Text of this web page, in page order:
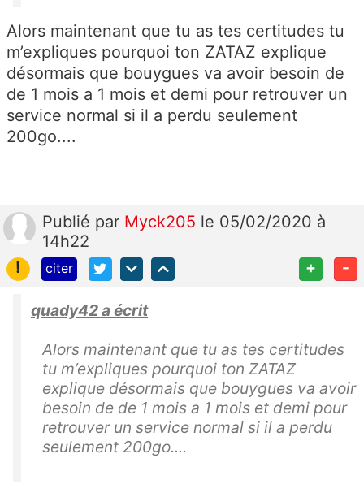
Alors maintenant que tu as tes certitudes tu
m’expliques pourquoi ton ZATAZ explique
désormais que bouygues va avoir besoin de
de 1 mois a 1 mois et demi pour retrouver un
service normal si il a perdu seulement
200go....
Publié par Myck205 le 05/02/2020 à
14h22
!
citer + -
quady42 a écrit
Alors maintenant que tu as tes certitudes
tu m’expliques pourquoi ton ZATAZ
explique désormais que bouygues va avoir
besoin de de 1 mois a 1 mois et demi pour
retrouver un service normal si il a perdu
seulement 200go....